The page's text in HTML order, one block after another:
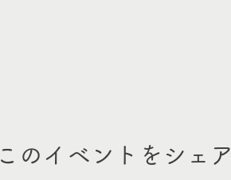
このイベントをシェア